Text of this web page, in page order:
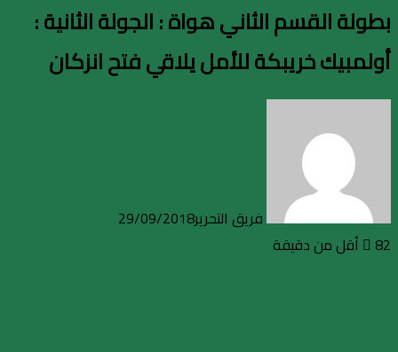
بطولة القسم الثاني هواة : الجولة الثانية :
أولمبيك خريبكة للأمل يلاقي فتح انزكان
فريق التحرير29/09/2018
82
أقل من دقيقة